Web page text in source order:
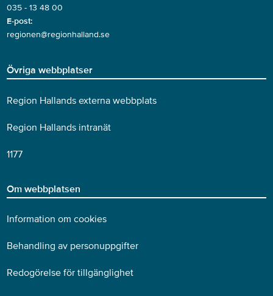
035 - 13 48 00
E-post:
regionen@regionhalland.se
Övriga webbplatser
Region Hallands externa webbplats
Region Hallands intranät
1177
Om webbplatsen
Information om cookies
Behandling av personuppgifter
Redogörelse för tillgänglighet